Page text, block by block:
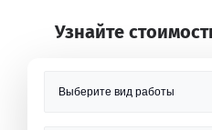
Узнайте